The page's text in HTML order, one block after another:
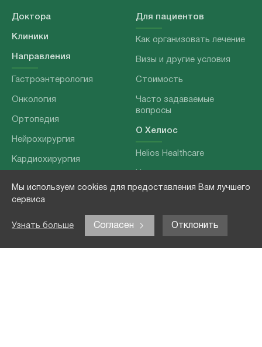
Мы используем cookies для предоставления Вам лучшего
сервиса
Узнать больше Согласен Отклонить
Доктора
Клиники
Направления
Гастроэнтерология
Онкология
Ортопедия
Нейрохирургия
Кардиохирургия
Хирургия позвоночника
Для пациентов
Как организовать лечение
Визы и другие условия
Стоимость
Часто задаваемые
вопросы
О Хелиос
Helios Healthcare
О нашей команде
Выходные данные